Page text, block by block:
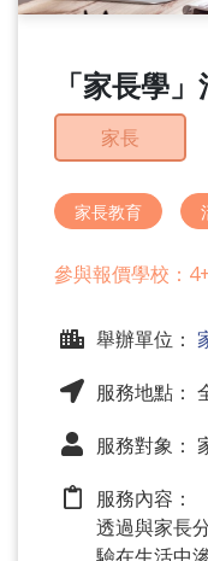
我
「家長學
家長
家長教育
參與報價學校：
舉辦單位：
服務地點：
服務對象：
服務內容：
透過與家長